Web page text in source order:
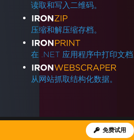
免费试用
读取和写入二维码。
压缩和解压缩存档。
在 .NET 应用程序中打印文档
从网站抓取结构化数据。